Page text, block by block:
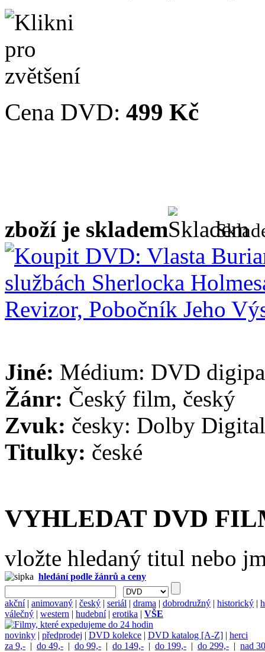
Cena DVD: 499 Kč
zboží je skladem
Jiné: Médium: DVD
Žánr: Český film, český
Zvuk: česky: Dolby
Titulky: české
VYHLEDAT DVD
vložte hledaný titul nebo
hledání podle žánrů a ceny
akční| animovaný | český | seriál | drama | dobrodružný | historický |
válečný | western | hudební| erotika | VŠE
novinky | předprodej | DVD kolekce | DVD katalog [A-Z] | herci
za 9,- | do 49,- | do 99,- | do 149,- | do 199,- | do 299,- | nad